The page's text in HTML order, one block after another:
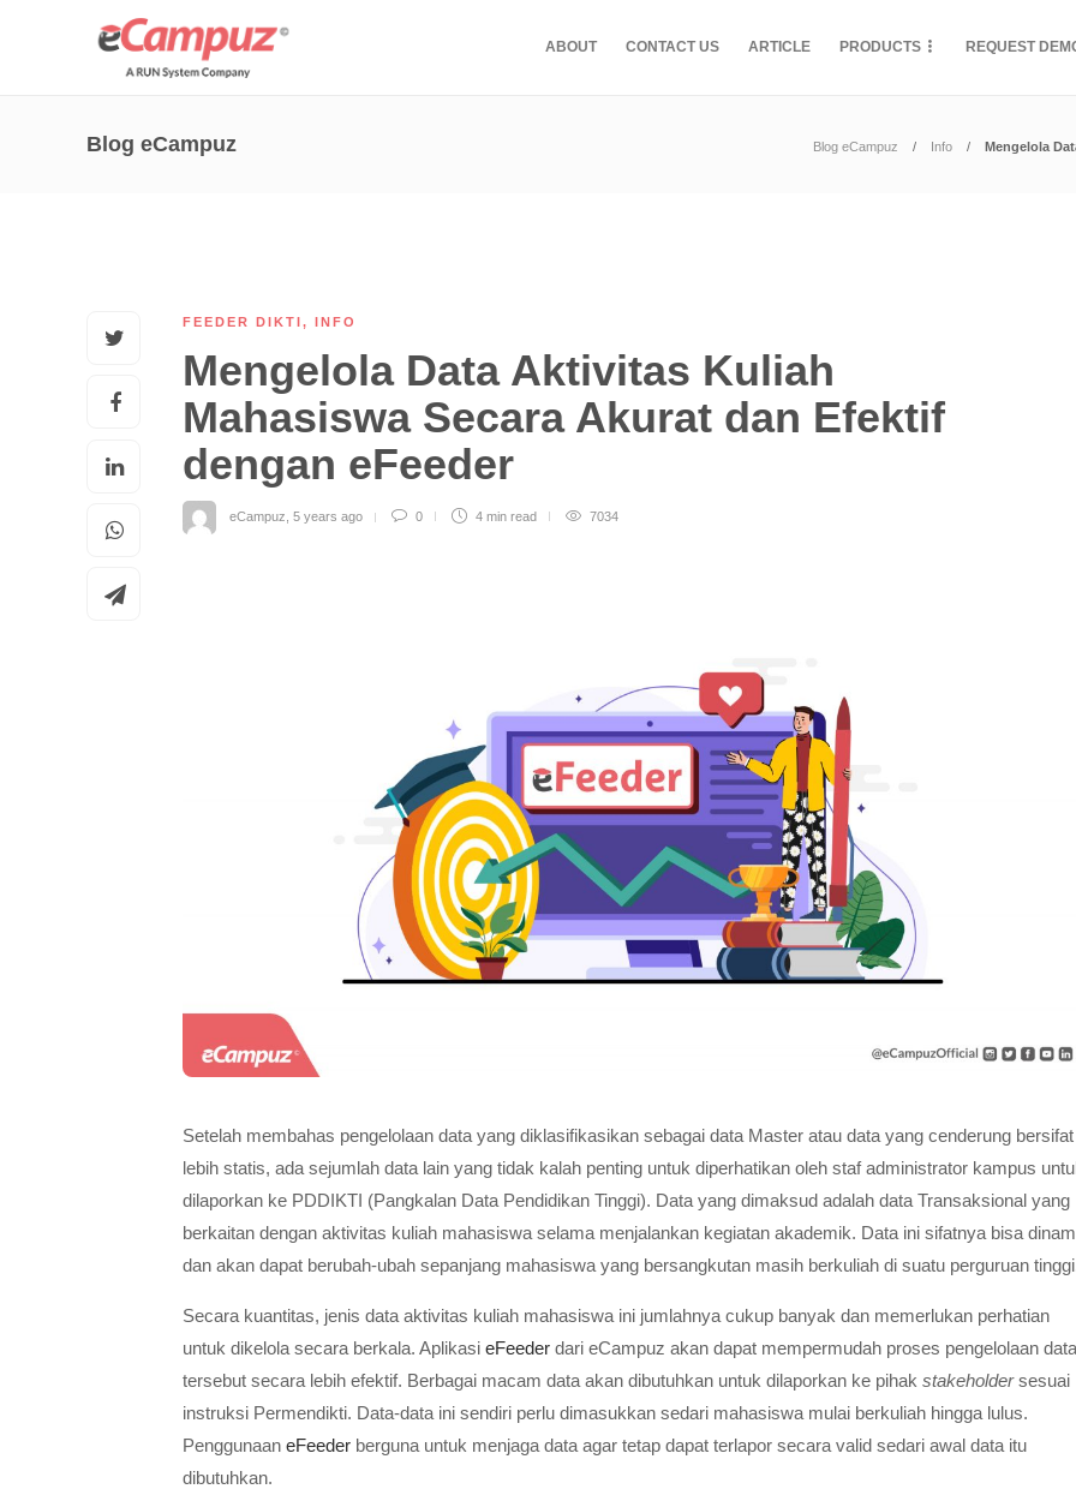
ABOUT CONTACT US ARTICLE PRODUCTS REQUEST
Blog eCampuz Blog eCampuz Info Mengelola
FEEDER DIKTI, INFO
Mengelola Data Aktivitas Kuliah
Mahasiswa Secara Akurat dan Efektif
dengan eFeeder
eCampuz 5 years ago 0 4 min read 7034
Setelah membahas pengelolaan data yang diklasifikasikan sebagai data Master atau data yang cenderung bersifat
lebih statis, ada sejumlah data lain yang tidak kalah penting untuk diperhatikan oleh staf administrator kampus
dilaporkan ke PDDIKTI (Pangkalan Data Pendidikan Tinggi). Data yang dimaksud adalah data Transaksional yang
berkaitan dengan aktivitas kuliah mahasiswa selama menjalankan kegiatan akademik. Data ini sifatnya bisa
dan akan dapat berubah-ubah sepanjang mahasiswa yang bersangkutan masih berkuliah di suatu perguruan
Secara kuantitas, jenis data aktivitas kuliah mahasiswa ini jumlahnya cukup banyak dan memerlukan perhatian
untuk dikelola secara berkala. Aplikasi eFeeder dari eCampuz akan dapat mempermudah proses pengelolaan data
tersebut secara lebih efektif. Berbagai macam data akan dibutuhkan untuk dilaporkan ke pihak stakeholdersesuai
instruksi Permendikti. Data-data ini sendiri perlu dimasukkan sedari mahasiswa mulai berkuliah hingga lulus.
Penggunaan eFeeder berguna untuk menjaga data agar tetap dapat terlapor secara valid sedari awal data itu
dibutuhkan.